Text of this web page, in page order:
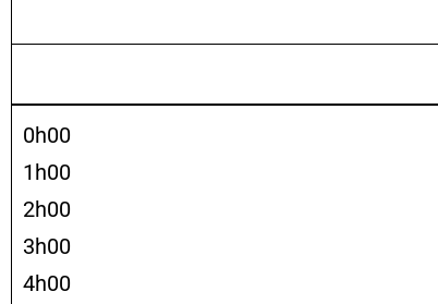
0h00
1h00
2h00
3h00
4h00